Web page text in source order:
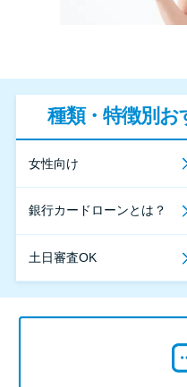
種類・特徴別
女性向け
銀行カードローンとは？
土日審査OK